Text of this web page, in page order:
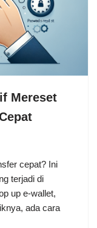
Mereset
cepat? Ini
terjadi di
up e-wallet,
ada cara